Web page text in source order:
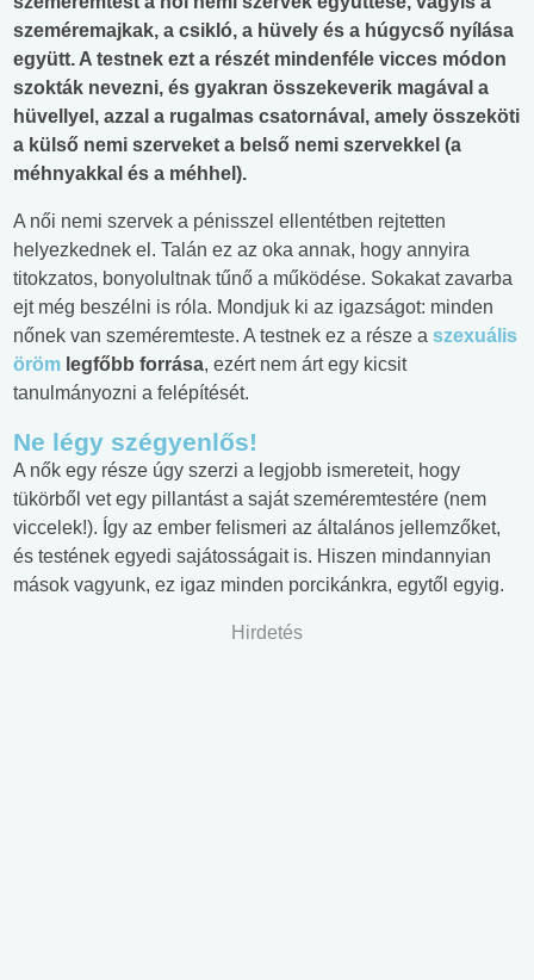
szeméremajkak, a csikló, a hüvely és a húgycső nyílása
együtt. A testnek ezt a részét mindenféle vicces módon
szokták nevezni, és gyakran összekeverik magával a
hüvellyel, azzal a rugalmas csatornával, amely összeköti
a külső nemi szerveket a belső nemi szervekkel (a
méhnyakkal és a méhhel).
A női nemi szervek a pénisszel ellentétben rejtetten
helyezkednek el. Talán ez az oka annak, hogy annyira
titokzatos, bonyolultnak tűnő a működése. Sokakat zavarba
ejt még beszélni is róla. Mondjuk ki az igazságot: minden
nőnek van szeméremteste. A testnek ez a része a szexuális
öröm legfőbb forrása, ezért nem árt egy kicsit
tanulmányozni a felépítését.
Ne légy szégyenlős!
A nők egy része úgy szerzi a legjobb ismereteit, hogy
tükörből vet egy pillantást a saját szeméremtestére (nem
viccelek!). Így az ember felismeri az általános jellemzőket,
és testének egyedi sajátosságait is. Hiszen mindannyian
mások vagyunk, ez igaz minden porcikánkra, egytől egyig.
Hirdetés